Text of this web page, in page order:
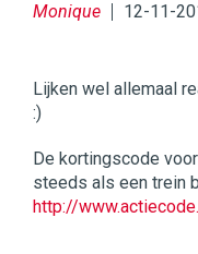
Monique 12-11-
Lijken wel allemaal
:)
De kortingscode
steeds als een trein
http://